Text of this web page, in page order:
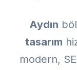
Aydın
tasarım
modern,